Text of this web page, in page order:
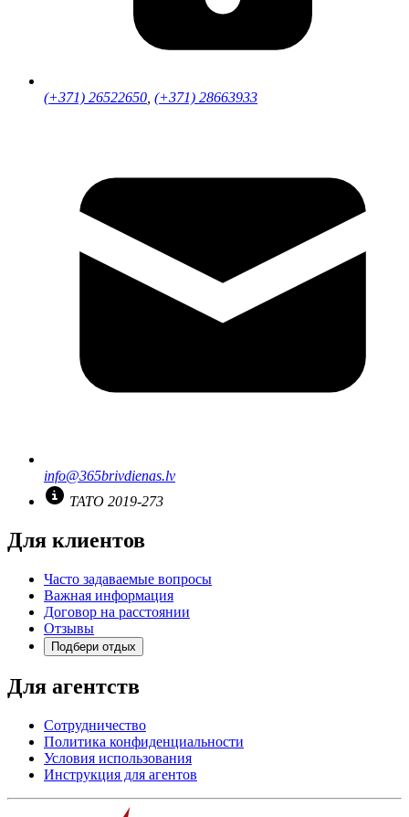
(+371) 26522650, (+371) 28663933
info@365brivdienas.lv
TATO 2019-273
Для клиентов
Часто задаваемые вопросы
Важная информация
Договор на расстоянии
Отзывы
Подбери отдых
Для агентств
Сотрудничество
Политика конфиденциальности
Условия использования
Инструкция для агентов